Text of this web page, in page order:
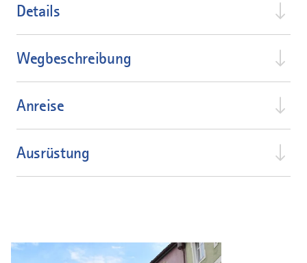
Details
Wegbeschreibung
Anreise
Ausrüstung